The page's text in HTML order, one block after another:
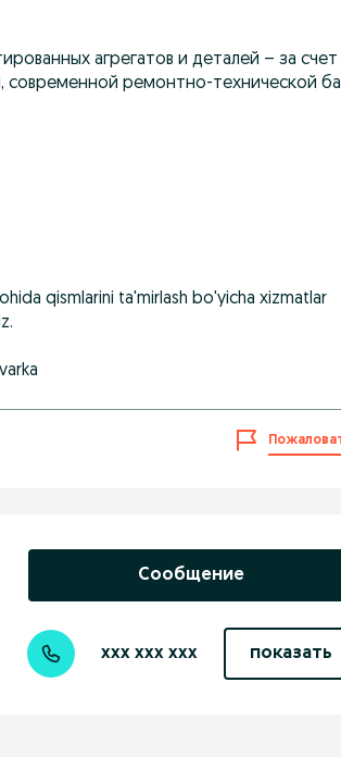
агрегатов и деталей – за счет
современной ремонтно-технической
qismlarini ta'mirlash bo'yicha xizmatlar
Сообщение
xxx xxx xxx показать